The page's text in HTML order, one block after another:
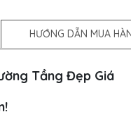
HƯỚNG DẪN MUA
Tầng Đẹp Giá